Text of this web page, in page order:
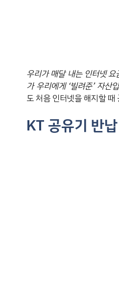
우리가 매달 내는 인터넷
가 우리에게 ‘빌려준’ 자산
도 처음 인터넷을 해지할
KT 공유기 반